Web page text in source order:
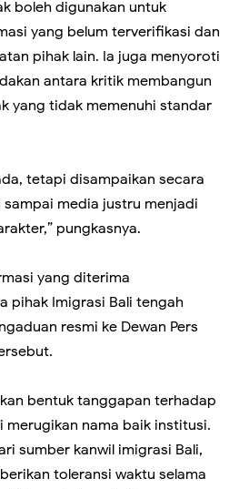
boleh digunakan untuk
yang belum terverifikasi dan
pihak lain. Ia juga menyoroti
antara kritik membangun
yang tidak memenuhi standar
tetapi disampaikan secara
media justru menjadi
pungkasnya.
yang diterima
pihak Imigrasi Bali tengah
resmi ke Dewan Pers
bentuk tanggapan terhadap
merugikan nama baik institusi.
sumber kanwil imigrasi Bali,
toleransi waktu selama